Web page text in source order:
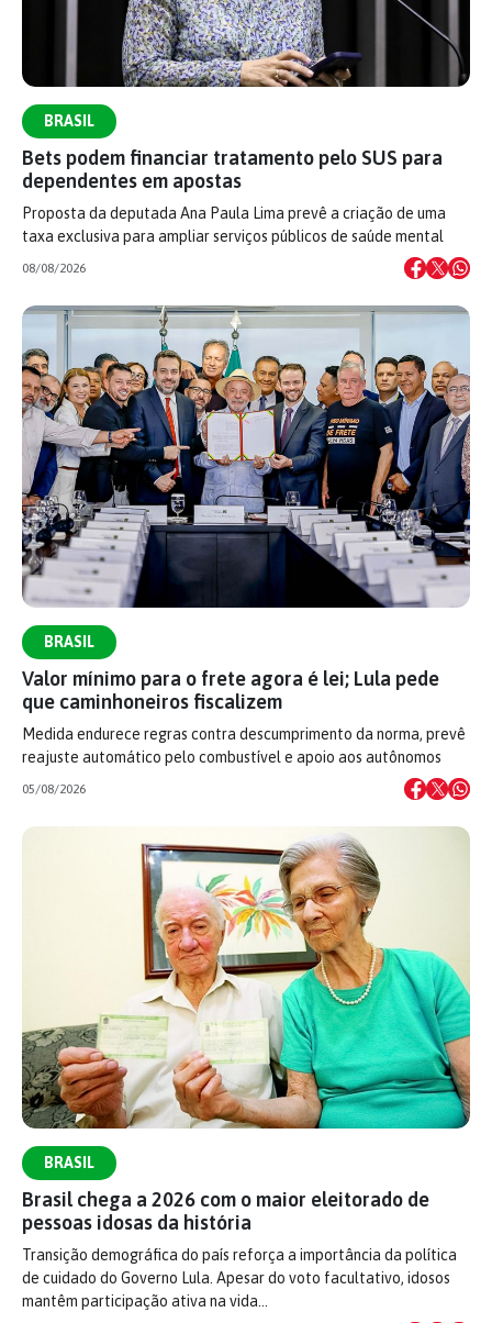
BRASIL
Bets podem financiar tratamento pelo SUS para
dependentes em apostas
Proposta da deputada Ana Paula Lima prevê a criação de uma
taxa exclusiva para ampliar serviços públicos de saúde mental
08/08/2026
BRASIL
Valor mínimo para o frete agora é lei; Lula pede
que caminhoneiros fiscalizem
Medida endurece regras contra descumprimento da norma, prevê
reajuste automático pelo combustível e apoio aos autônomos
05/08/2026
BRASIL
Brasil chega a 2026 com o maior eleitorado de
pessoas idosas da história
Transição demográfica do país reforça a importância da política
de cuidado do Governo Lula. Apesar do voto facultativo, idosos
mantêm participação ativa na vida…